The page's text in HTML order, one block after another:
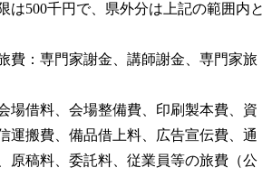
は500千円で、県外分は上記の範囲内と
費：専門家謝金、講師謝金、専門家旅
場借料、会場整備費、印刷製本費、資
運搬費、備品借上料、広告宣伝費、通
原稿料、委託料、従業員等の旅費（公